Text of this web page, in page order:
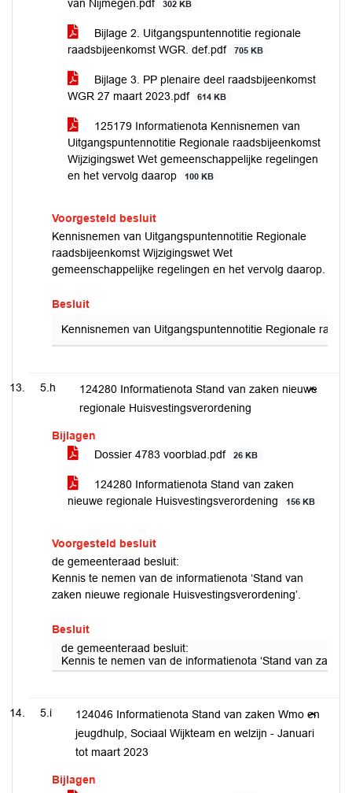
van Nijmegen.pdf 302 KB
Bijlage 2. Uitgangspuntennotitie regionale
raadsbijeenkomst WGR. def.pdf
705 KB
Bijlage 3. PP plenaire deel raadsbijeenkomst
WGR 27 maart 2023.pdf
614 KB
125179 Informatienota Kennisnemen van
Uitgangspuntennotitie Regionale raadsbijeenkomst
Wijzigingswet Wet gemeenschappelijke regelingen
en het vervolg daarop
100 KB
Voorgesteld besluit
Kennisnemen van Uitgangspuntennotitie Regionale
raadsbijeenkomst Wijzigingswet Wet
gemeenschappelijke regelingen en het vervolg daarop.
Besluit
Kennisnemen van Uitgangspuntennotitie Regionale
5.h
124280 Informatienota Stand van zaken nieuwe
regionale Huisvestingsverordening
Bijlagen
Dossier 4783 voorblad.pdf
26 KB
124280 Informatienota Stand van zaken
nieuwe regionale Huisvestingsverordening
156 KB
Voorgesteld besluit
de gemeenteraad besluit:
Kennis te nemen van de informatienota ‘Stand van
zaken nieuwe regionale Huisvestingsverordening’.
Besluit
de gemeenteraad besluit:
Kennis te nemen van de informatienota ‘Stand van
5.i
124046 Informatienota Stand van zaken Wmo en
jeugdhulp, Sociaal Wijkteam en welzijn - Januari
tot maart 2023
Bijlagen